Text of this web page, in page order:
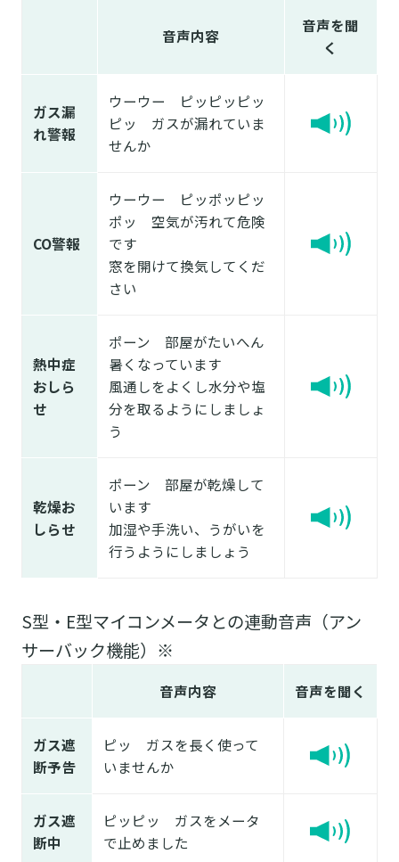
音声内容
音声を聞
く
ガス漏
れ警報
ウーウー ピッピッピッ
ピッ ガスが漏れていま
せんか
CO警報
ウーウー ピッポッピッ
ポッ 空気が汚れて危険
です
窓を開けて換気してくだ
さい
熱中症
おしら
せ
ポーン 部屋がたいへん
暑くなっています
風通しをよくし水分や塩
分を取るようにしましょ
う
乾燥お
しらせ
ポーン 部屋が乾燥して
います
加湿や手洗い、うがいを
行うようにしましょう
S型・E型マイコンメータとの連動音声（アン
サーバック機能）※
音声内容 音声を聞く
ガス遮
断予告
ピッ ガスを長く使って
いませんか
ガス遮
断中
ピッピッ ガスをメータ
で止めました